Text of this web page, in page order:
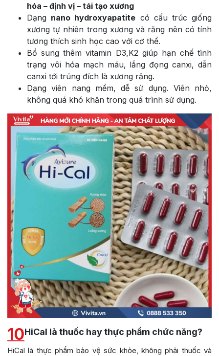
hóa – định vị – tái tạo xương
Dạng nano hydroxyapatite có cấu trúc giống
xương tự nhiên trong xương và răng nên có tính
tương thích sinh học cao với cơ thể.
Bổ sung thêm vitamin D3,K2 giúp hạn chế tình
trạng vôi hóa mạch máu, lắng đọng canxi, dẫn
canxi tới trúng đích là xương răng.
Dạng viên nang mềm, dễ sử dụng. Viên nhỏ,
không quá khó khăn trong quá trình sử dụng.
10HiCal là thuốc hay thực phẩm chức năng?
HiCal là thực phẩm bảo vệ sức khỏe, không phải thuốc và